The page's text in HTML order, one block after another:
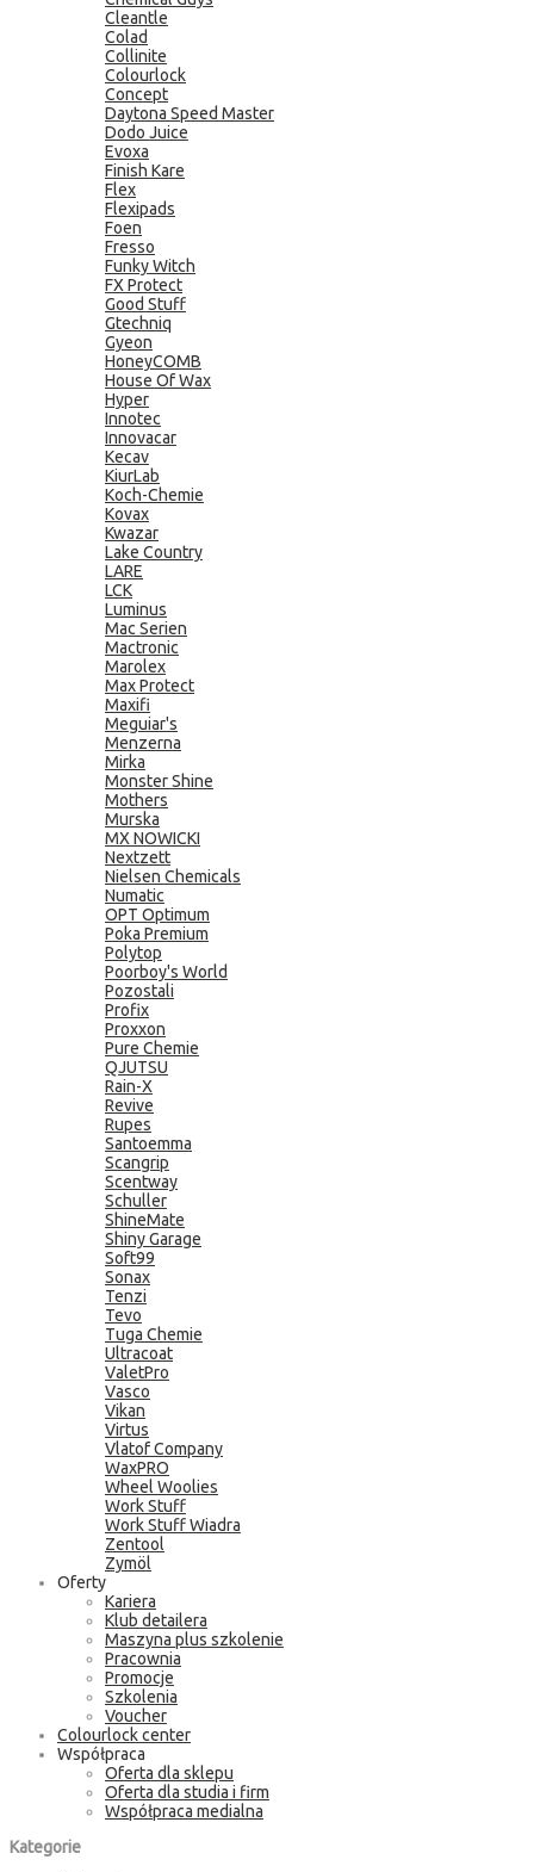
Cleantle
Colad
Collinite
Colourlock
Concept
Daytona Speed Master
Dodo Juice
Evoxa
Finish Kare
Flex
Flexipads
Foen
Fresso
Funky Witch
FX Protect
Good Stuff
Gtechniq
Gyeon
HoneyCOMB
House Of Wax
Hyper
Innotec
Innovacar
Kecav
KiurLab
Koch-Chemie
Kovax
Kwazar
Lake Country
LARE
LCK
Luminus
Mac Serien
Mactronic
Marolex
Max Protect
Maxifi
Meguiar's
Menzerna
Mirka
Monster Shine
Mothers
Murska
MX NOWICKI
Nextzett
Nielsen Chemicals
Numatic
OPT Optimum
Poka Premium
Polytop
Poorboy's World
Pozostali
Profix
Proxxon
Pure Chemie
QJUTSU
Rain-X
Revive
Rupes
Santoemma
Scangrip
Scentway
Schuller
ShineMate
Shiny Garage
Soft99
Sonax
Tenzi
Tevo
Tuga Chemie
Ultracoat
ValetPro
Vasco
Vikan
Virtus
Vlatof Company
WaxPRO
Wheel Woolies
Work Stuff
Work Stuff Wiadra
Zentool
Zymöl
Oferty
Kariera
Klub detailera
Maszyna plus szkolenie
Pracownia
Promocje
Szkolenia
Voucher
Colourlock center
Współpraca
Oferta dla sklepu
Oferta dla studia i firm
Współpraca medialna
Kategorie